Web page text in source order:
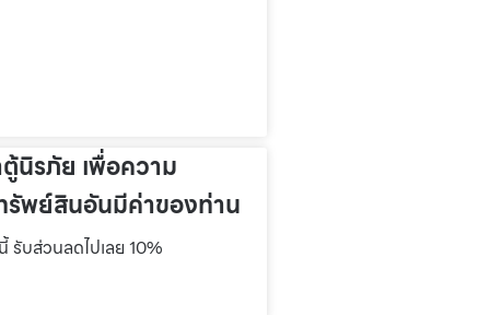
ตู้นิรภัย เพื่อความ
พย์สินอันมีค่าของท่าน
รับส่วนลดไปเลย 10%